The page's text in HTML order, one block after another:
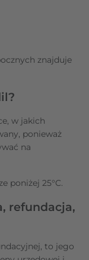
znajduje
w jakich
ponieważ
na
poniżej 25°C.
refundacja,
to jego